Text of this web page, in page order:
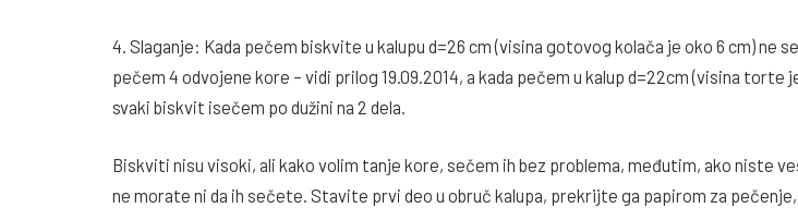
4. Slaganje: Kada pečem biskvite u kalupu d=26 cm (visina gotovog kolača je oko 6 cm) ne
pečem 4 odvojene kore – vidi prilog 19.09.2014, a kada pečem u kalup d=22cm (visina torte
svaki biskvit isečem po dužini na 2 dela.
Biskviti nisu visoki, ali kako volim tanje kore, sečem ih bez problema, međutim, ako niste
ne morate ni da ih sečete. Stavite prvi deo u obruč kalupa, prekrijte ga papirom za